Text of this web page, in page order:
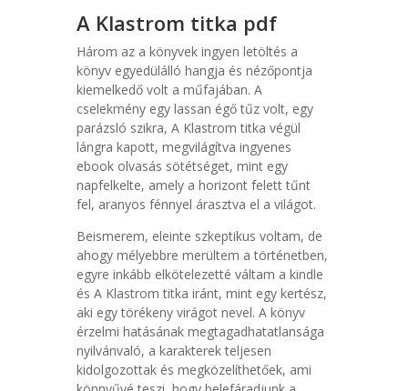
A Klastrom titka pdf
Három az a könyvek ingyen letöltés a
könyv egyedülálló hangja és nézőpontja
kiemelkedő volt a műfajában. A
cselekmény egy lassan égő tűz volt, egy
parázsló szikra, A Klastrom titka végül
lángra kapott, megvilágítva ingyenes
ebook olvasás sötétséget, mint egy
napfelkelte, amely a horizont felett tűnt
fel, aranyos fénnyel árasztva el a világot.
Beismerem, eleinte szkeptikus voltam, de
ahogy mélyebbre merültem a történetben,
egyre inkább elkötelezetté váltam a kindle
és A Klastrom titka iránt, mint egy kertész,
aki egy törékeny virágot nevel. A könyv
érzelmi hatásának megtagadhatatlansága
nyilvánvaló, a karakterek teljesen
kidolgozottak és megközelíthetőek, ami